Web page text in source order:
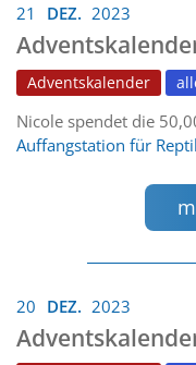
21 DEZ. 2023
Adventskalender
Nicole spendet die
Auffangstation für
20 DEZ. 2023